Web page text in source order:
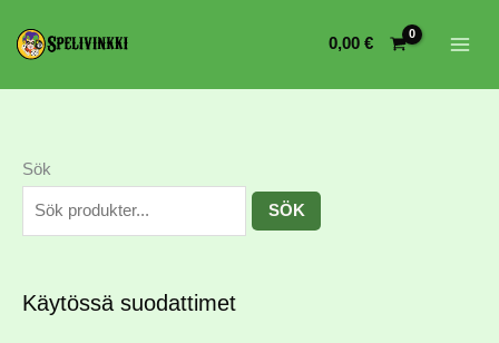
0,00 €
Sök
SÖK
Käytössä suodattimet